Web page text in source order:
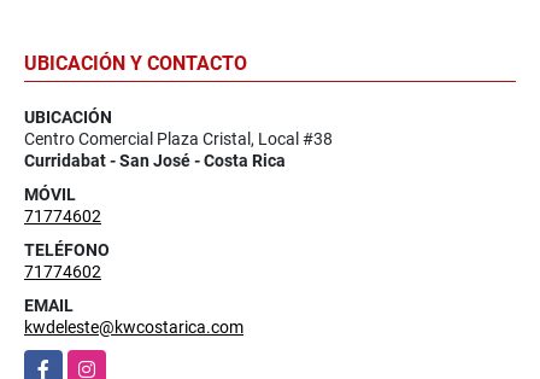
UBICACIÓN Y CONTACTO
UBICACIÓN
Centro Comercial Plaza Cristal, Local #38
Curridabat - San José - Costa Rica
MÓVIL
71774602
TELÉFONO
71774602
EMAIL
kwdeleste@kwcostarica.com
FacebookInstagram